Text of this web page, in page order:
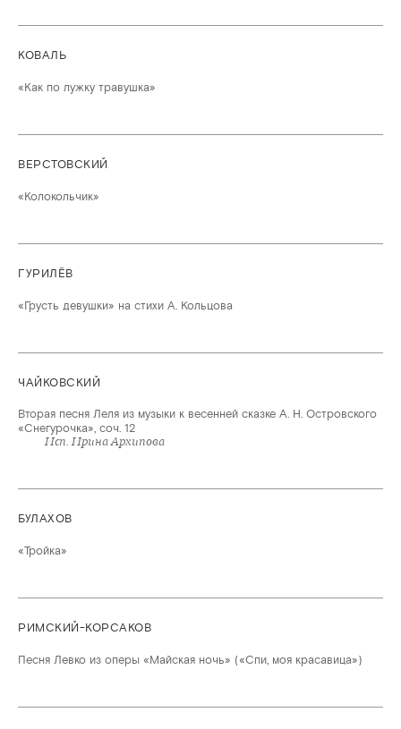
КОВАЛЬ
«Как по лужку травушка»
ВЕРСТОВСКИЙ
«Колокольчик»
ГУРИЛЁВ
«Грусть девушки» на стихи А. Кольцова
ЧАЙКОВСКИЙ
Вторая песня Леля из музыки к весенней сказке А. Н. Островского
«Снегурочка», соч. 12
Исп. Ирина Архипова
БУЛАХОВ
«Тройка»
РИМСКИЙ-КОРСАКОВ
Песня Левко из оперы «Майская ночь» («Спи, моя красавица»)